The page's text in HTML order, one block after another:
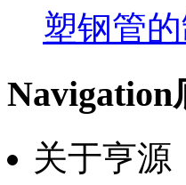
塑钢管
Navigation
关于亨源